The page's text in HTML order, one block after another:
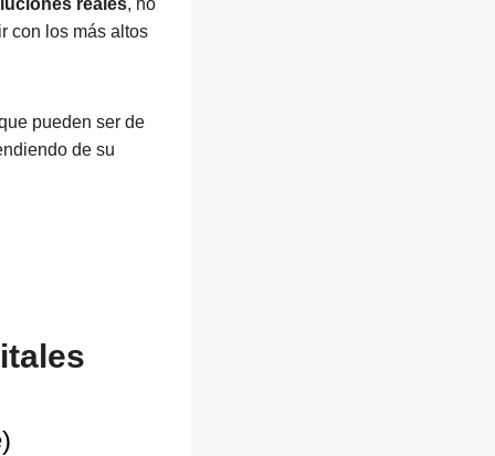
reales, no
con los más altos
pueden ser de
de su
)